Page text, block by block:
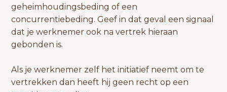
geheimhoudingsbeding of een
concurrentiebeding. Geef in dat geval een signaal
dat je werknemer ook na vertrek hieraan
gebonden is.
Als je werknemer zelf het initiatief neemt om te
vertrekken dan heeft hij geen recht op een